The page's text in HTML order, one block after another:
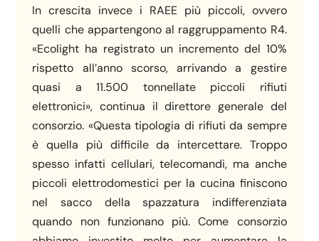
In crescita invece i RAEE più piccoli, ovvero
quelli che appartengono al raggruppamento R4.
«Ecolight ha registrato un incremento del 10%
rispetto all’anno scorso, arrivando a gestire
quasi a 11.500 tonnellate piccoli rifiuti
elettronici», continua il direttore generale del
consorzio. «Questa tipologia di rifiuti da sempre
è quella più difficile da intercettare. Troppo
spesso infatti cellulari, telecomandi, ma anche
piccoli elettrodomestici per la cucina finiscono
nel sacco della spazzatura indifferenziata
quando non funzionano più. Come consorzio